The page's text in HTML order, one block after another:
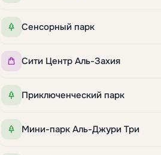
Сенсорный парк
Сити Центр Аль-Захия
Приключенческий парк
Мини-парк Аль-Джури Три